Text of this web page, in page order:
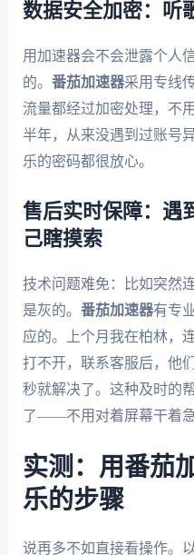
数据安全加密：听
用加速器会不会泄露个人
的。 番茄加速器采用专线
流量都经过加密处理，不
半年，从来没遇到过账号
乐的密码都很放心。
售后实时保障：遇
己瞎摸索
技术问题难免：比如突然
是灰的。 番茄加速器有专
应的。上个月我在柏林，
打不开，联系客服后，他
秒就解决了。这种及时的
了——不用对着屏幕干着急
实测：用番茄
乐的步骤
说再多不如直接看操作。